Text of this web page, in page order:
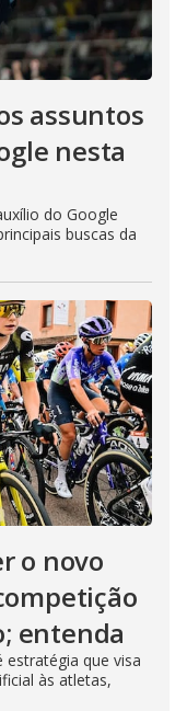
assuntos
nesta
do Google
buscas da
o novo
entenda
que visa
às atletas,